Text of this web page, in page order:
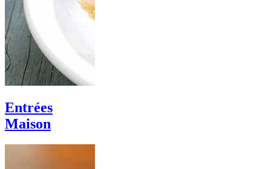
Entrées
Maison